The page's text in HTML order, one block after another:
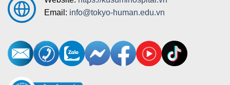
Email: info@tokyo-human.edu.vn